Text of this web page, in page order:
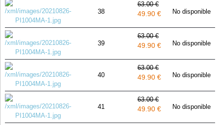
38
63.00 €
49.90 € No disponible
39
63.00 €
49.90 € No disponible
40
63.00 €
49.90 € No disponible
41
63.00 €
49.90 € No disponible